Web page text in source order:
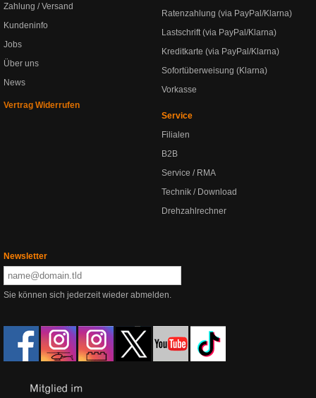
Zahlung / Versand
Kundeninfo
Jobs
Über uns
News
Vertrag Widerrufen
Ratenzahlung (via PayPal/Klarna)
Lastschrift (via PayPal/Klarna)
Kreditkarte (via PayPal/Klarna)
Sofortüberweisung (Klarna)
Vorkasse
Service
Filialen
B2B
Service / RMA
Technik / Download
Drehzahlrechner
Newsletter
Sie können sich jederzeit wieder abmelden.